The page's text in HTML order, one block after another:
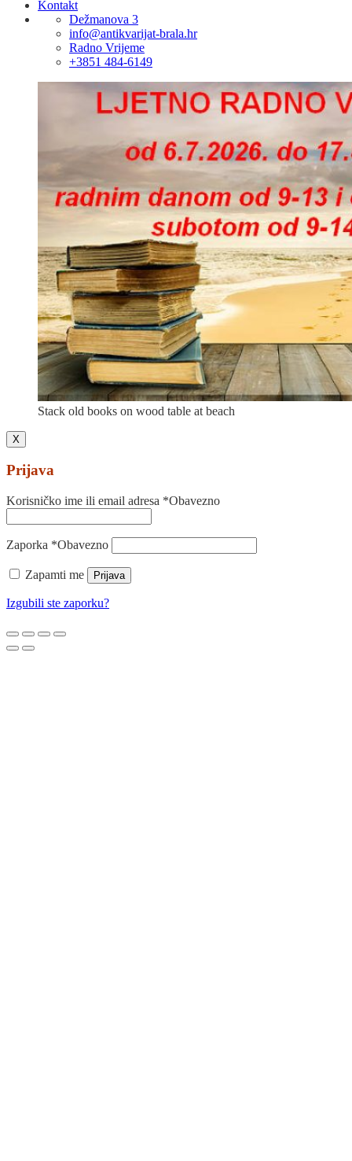
Kontakt
Dežmanova 3
info@antikvarijat-brala.hr
Radno Vrijeme
+3851 484-6149
Stack old books on wood table at beach
X
Prijava
Korisničko ime ili email adresa *Obavezno
Zaporka *Obavezno
Zapamti me Prijava
Izgubili ste zaporku?